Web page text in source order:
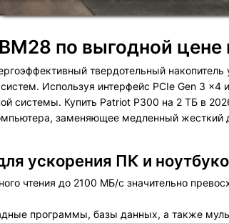
по выгодной
твердотельный накопитель
Используя интерфейс PCIe Gen 3 x4
системы. Купить Patriot P300 на 2 ТБ в
заменяющее медленный жесткий
ускорения ПК и
чтения до 2100 МБ/с значительно
программы, базы данных, а также